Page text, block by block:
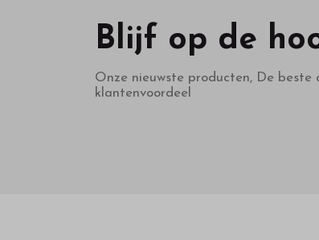
Blijf op de
Onze nieuwste producten, De beste
klantenvoordeel